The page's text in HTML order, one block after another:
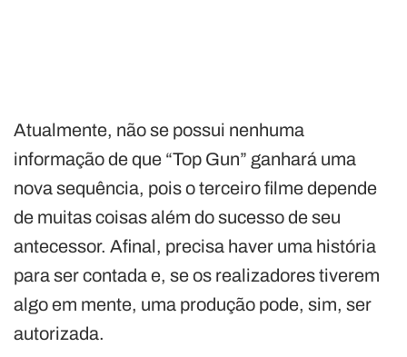
Atualmente, não se possui nenhuma
informação de que “Top Gun” ganhará uma
nova sequência, pois o terceiro filme depende
de muitas coisas além do sucesso de seu
antecessor. Afinal, precisa haver uma história
para ser contada e, se os realizadores tiverem
algo em mente, uma produção pode, sim, ser
autorizada.